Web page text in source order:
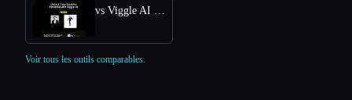
Voir tous les outils comparables.